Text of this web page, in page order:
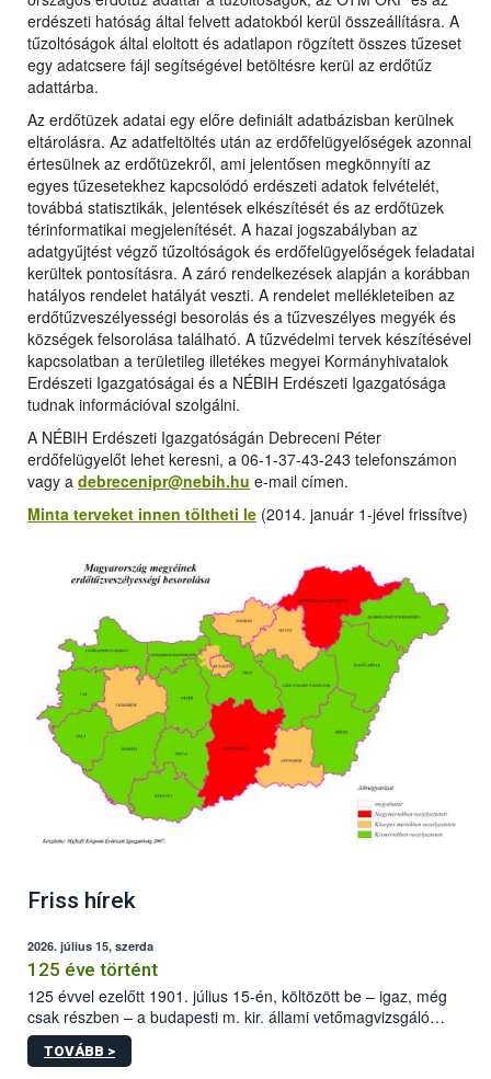
erdészeti hatóság által felvett adatokból kerül összeállításra. A
tűzoltóságok által eloltott és adatlapon rögzített összes tűzeset
egy adatcsere fájl segítségével betöltésre kerül az erdőtűz
adattárba.
Az erdőtüzek adatai egy előre definiált adatbázisban kerülnek
eltárolásra. Az adatfeltöltés után az erdőfelügyelőségek azonnal
értesülnek az erdőtüzekről, ami jelentősen megkönnyíti az
egyes tűzesetekhez kapcsolódó erdészeti adatok felvételét,
továbbá statisztikák, jelentések elkészítését és az erdőtüzek
térinformatikai megjelenítését. A hazai jogszabályban az
adatgyűjtést végző tűzoltóságok és erdőfelügyelőségek feladatai
kerültek pontosításra. A záró rendelkezések alapján a korábban
hatályos rendelet hatályát veszti. A rendelet mellékleteiben az
erdőtűzveszélyességi besorolás és a tűzveszélyes megyék és
községek felsorolása található. A tűzvédelmi tervek készítésével
kapcsolatban a területileg illetékes megyei Kormányhivatalok
Erdészeti Igazgatóságai és a NÉBIH Erdészeti Igazgatósága
tudnak információval szolgálni.
A NÉBIH Erdészeti Igazgatóságán Debreceni Péter
erdőfelügyelőt lehet keresni, a 06-1-37-43-243 telefonszámon
vagy a debrecenipr@nebih.hu e-mail címen.
Minta terveket innen töltheti le (2014. január 1-jével frissítve)
Friss hírek
2026. július 15, szerda
125 éve történt
125 évvel ezelőtt 1901. július 15-én, költözött be – igaz, még
csak részben – a budapesti m. kir. állami vetőmagvizsgáló
állomás a Kis Rókus utca 15. szám alatti, Czigler Győző által
tervezett új épületébe.
TOVÁBB >